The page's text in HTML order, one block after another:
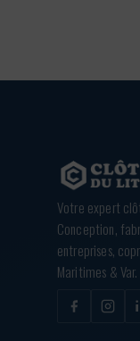
Votre expert
Conception,
entreprises,
Maritimes & Var.